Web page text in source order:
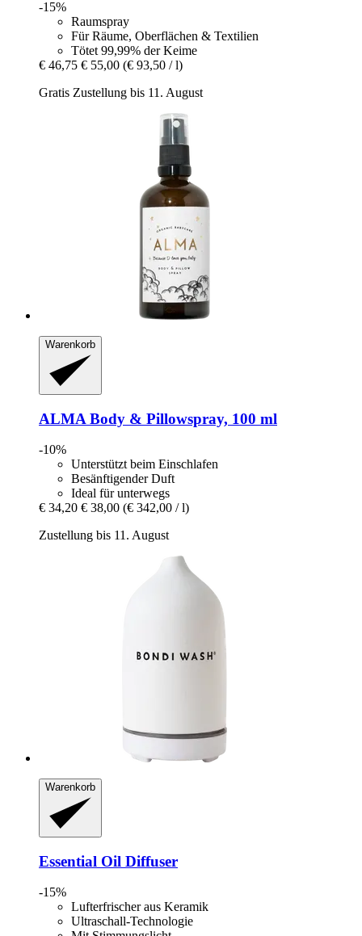
-15%
Raumspray
Für Räume, Oberflächen & Textilien
Tötet 99,99% der Keime
€ 46,75 € 55,00 (€ 93,50 / l)
Gratis Zustellung bis 11. August
Warenkorb
ALMA Body & Pillowspray, 100 ml
-10%
Unterstützt beim Einschlafen
Besänftigender Duft
Ideal für unterwegs
€ 34,20 € 38,00 (€ 342,00 / l)
Zustellung bis 11. August
Warenkorb
Essential Oil Diffuser
-15%
Lufterfrischer aus Keramik
Ultraschall-Technologie